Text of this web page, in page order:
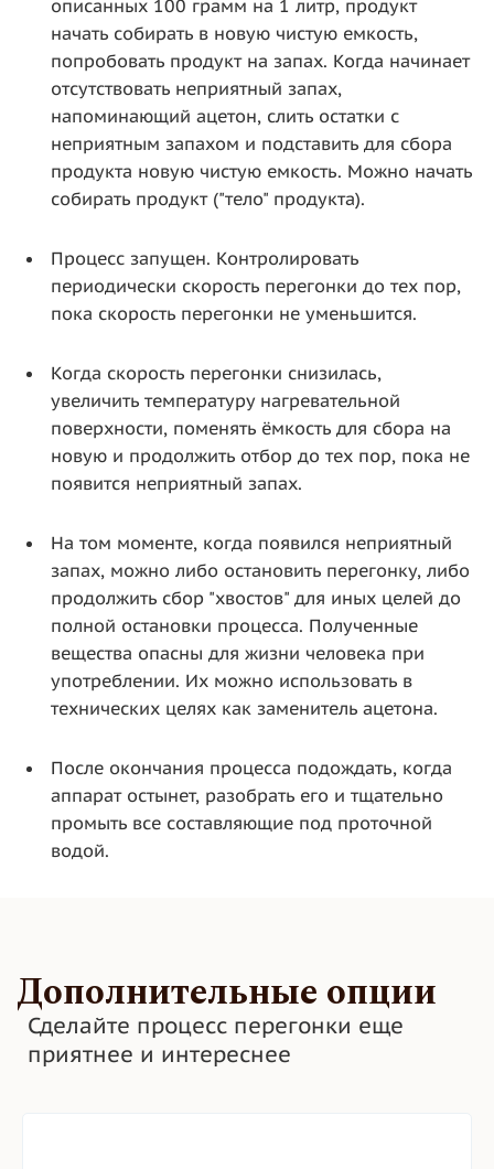
описанных 100 грамм на 1 литр, продукт
начать собирать в новую чистую емкость,
попробовать продукт на запах. Когда начинает
отсутствовать неприятный запах,
напоминающий ацетон, слить остатки с
неприятным запахом и подставить для сбора
продукта новую чистую емкость. Можно начать
собирать продукт ("тело" продукта).
Процесс запущен. Контролировать
периодически скорость перегонки до тех пор,
пока скорость перегонки не уменьшится.
Когда скорость перегонки снизилась,
увеличить температуру нагревательной
поверхности, поменять ёмкость для сбора на
новую и продолжить отбор до тех пор, пока не
появится неприятный запах.
На том моменте, когда появился неприятный
запах, можно либо остановить перегонку, либо
продолжить сбор "хвостов" для иных целей до
полной остановки процесса. Полученные
вещества опасны для жизни человека при
употреблении. Их можно использовать в
технических целях как заменитель ацетона.
После окончания процесса подождать, когда
аппарат остынет, разобрать его и тщательно
промыть все составляющие под проточной
водой.
Дополнительные опции
Сделайте процесс перегонки еще
приятнее и интереснее